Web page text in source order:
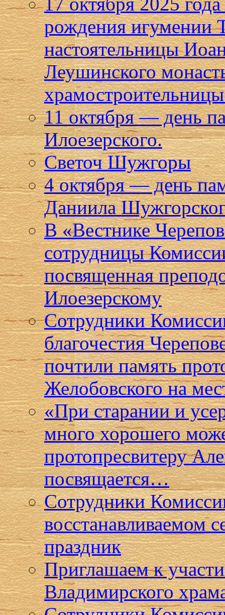
рождения игумении
настоятельницы
Леушинского
11 октября — день
Илоезерского.
Светоч Шужгоры
4 октября — день
Даниила
В «Вестнике
сотрудницы
посвященная
Илоезерскому
Сотрудники
благочестия
почтили память
Желобовского на
«При старании и
много хорошего
протопресвитеру
посвящается…
Сотрудники
восстанавливаемом
праздник
Приглашаем к
Владимирского